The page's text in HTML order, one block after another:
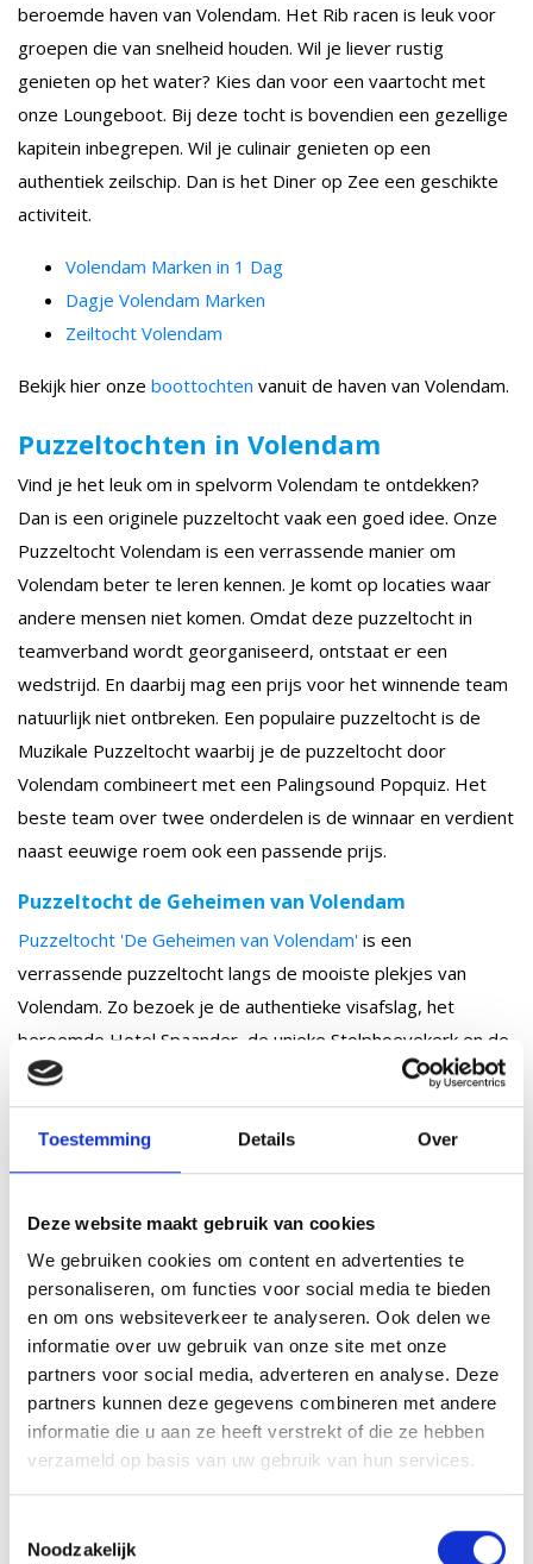
Toestemming Details Over
Deze website maakt gebruik van cookies
We gebruiken cookies om content en advertenties te
personaliseren, om functies voor social media te bieden
en om ons websiteverkeer te analyseren. Ook delen we
informatie over uw gebruik van onze site met onze
partners voor social media, adverteren en analyse. Deze
partners kunnen deze gegevens combineren met andere
informatie die u aan ze heeft verstrekt of die ze hebben
verzameld op basis van uw gebruik van hun services.
Noodzakelijk
beroemde haven van Volendam. Het Rib racen is leuk voor
groepen die van snelheid houden. Wil je liever rustig
genieten op het water? Kies dan voor een vaartocht met
onze Loungeboot. Bij deze tocht is bovendien een gezellige
kapitein inbegrepen. Wil je culinair genieten op een
authentiek zeilschip. Dan is het Diner op Zee een geschikte
activiteit.
Volendam Marken in 1 Dag
Dagje Volendam Marken
Zeiltocht Volendam
Bekijk hier onze boottochten vanuit de haven van Volendam.
Puzzeltochten in Volendam
Vind je het leuk om in spelvorm Volendam te ontdekken?
Dan is een originele puzzeltocht vaak een goed idee. Onze
Puzzeltocht Volendam is een verrassende manier om
Volendam beter te leren kennen. Je komt op locaties waar
andere mensen niet komen. Omdat deze puzzeltocht in
teamverband wordt georganiseerd, ontstaat er een
wedstrijd. En daarbij mag een prijs voor het winnende team
natuurlijk niet ontbreken. Een populaire puzzeltocht is de
Muzikale Puzzeltocht waarbij je de puzzeltocht door
Volendam combineert met een Palingsound Popquiz. Het
beste team over twee onderdelen is de winnaar en verdient
naast eeuwige roem ook een passende prijs.
Puzzeltocht de Geheimen van Volendam
Puzzeltocht 'De Geheimen van Volendam' is een
verrassende puzzeltocht langs de mooiste plekjes van
Volendam. Zo bezoek je de authentieke visafslag, het
beroemde Hotel Spaander, de unieke Stolphoevekerk en de
kleine vissershuisjes in het Doolhof. Ook vind je een vraag
over de Volendamse artiesten en bekijk je een videoclip van
één van de grootste kermishits allertijden. Wanneer je bij
alle locaties de juiste antwoorden vindt, ontdek je de
puzzeltocht meer van Volendam weet dan een gemiddelde
Volendammer, want in de puzzeltocht vind je veel leuke
weetjes.
Puzzeltocht Volendam - in teams
Puzzeltocht Volendam in teams is een puzzeltocht in teams
en prijsuitreiking. Onze begeleider verdeelt de deelnemers
in teams en elk team krijgt een puzzelboekje. Dan gaan de
teams op pad langs tien bezienswaardigheden rondom de
Volendammer dijk, zoals de visafslag, het Doolhof en het